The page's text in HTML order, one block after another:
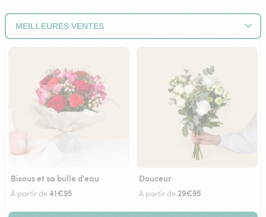
Bisous et sa bulle d'eau
À partir de41€95
Douceur
À partir de29€95